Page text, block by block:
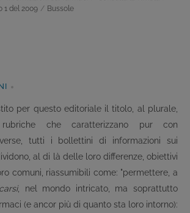
1 del 2009 / Bussole
per questo editoriale il titolo, al plurale,
che caratterizzano pur con
tutti i bollettini di informazioni sui
al di là delle loro differenze, obiettivi
comuni, riassumibili come: "permettere, a
, nel mondo intricato, ma soprattutto
(e ancor più di quanto sta loro intorno):